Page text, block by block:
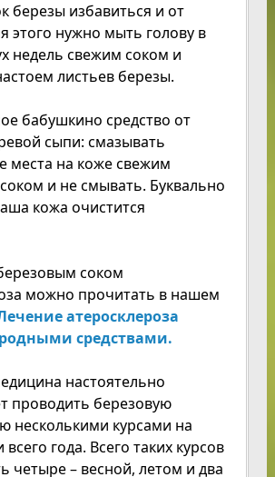
березы избавиться и от
этого нужно мыть голову в
недель свежим соком и
листьев березы.
бабушкино средство от
сыпи: смазывать
места на коже свежим
и не смывать. Буквально
кожа очистится
соком
можно прочитать в нашем
атеросклероза
средствами.
настоятельно
проводить березовую
несколькими курсами на
года. Всего таких курсов
четыре – весной, летом и два